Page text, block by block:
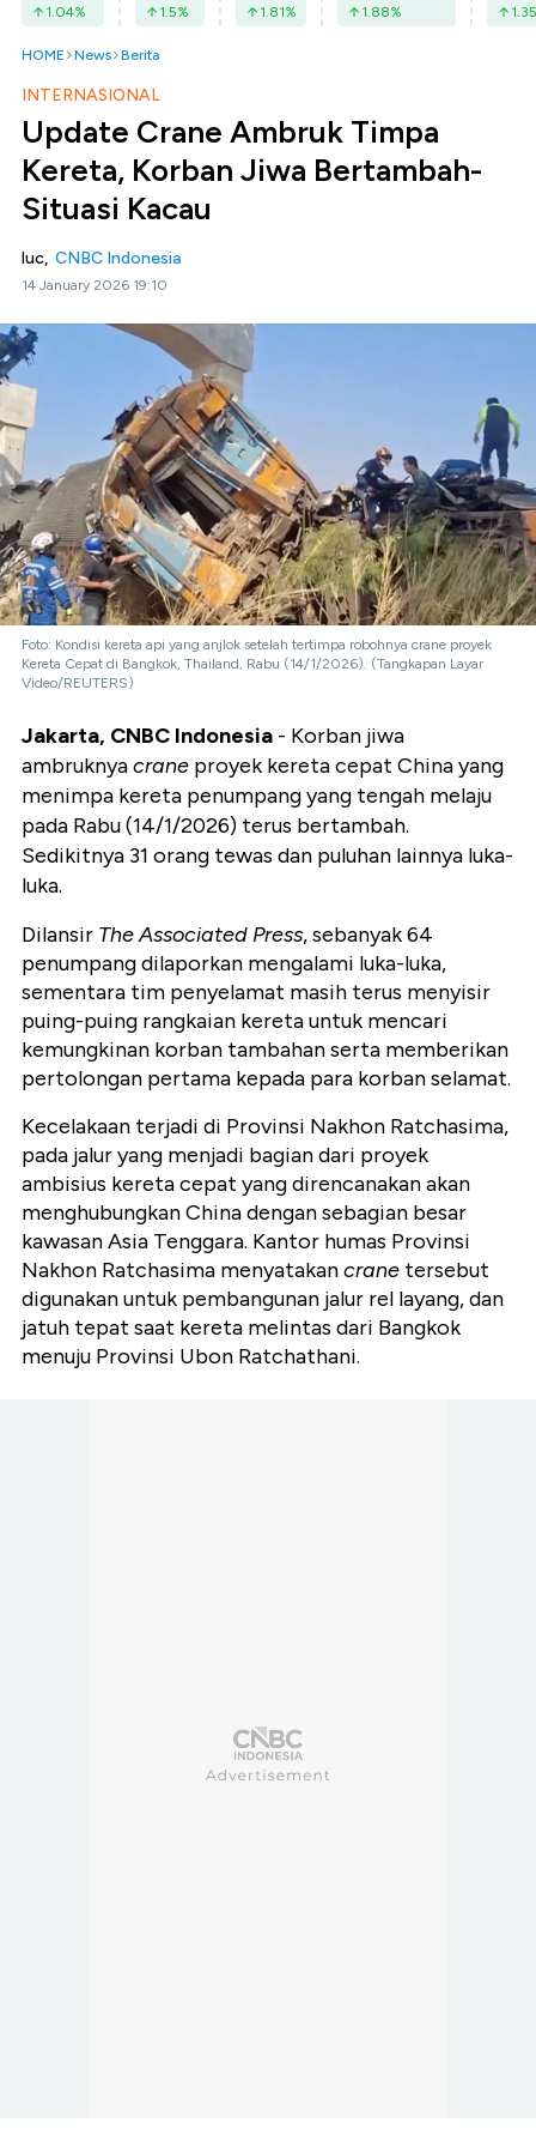
1.04% 1.5% 1.81% 1.88% 1.35
HOME News Berita
INTERNASIONAL
Update Crane Ambruk Timpa
Kereta, Korban Jiwa Bertambah-
Situasi Kacau
luc, CNBC Indonesia
14 January 2026 19:10
Foto: Kondisi kereta api yang anjlok setelah tertimpa robohnya crane proyek
Kereta Cepat di Bangkok, Thailand, Rabu (14/1/2026). (Tangkapan Layar
Video/REUTERS)
Jakarta, CNBC Indonesia - Korban jiwa
ambruknyacrane proyek kereta cepat China yang
menimpa kereta penumpang yang tengah melaju
pada Rabu (14/1/2026) terus bertambah.
Sedikitnya 31 orang tewas dan puluhan lainnya luka-
luka.
Dilansir The Associated Press, sebanyak 64
penumpang dilaporkan mengalami luka-luka,
sementara tim penyelamat masih terus menyisir
puing-puing rangkaian kereta untuk mencari
kemungkinan korban tambahan serta memberikan
pertolongan pertama kepada para korban selamat.
Kecelakaan terjadi di Provinsi Nakhon Ratchasima,
pada jalur yang menjadi bagian dari proyek
ambisius kereta cepat yang direncanakan akan
menghubungkan China dengan sebagian besar
kawasan Asia Tenggara. Kantor humas Provinsi
Nakhon Ratchasima menyatakancrane tersebut
digunakan untuk pembangunan jalur rel layang, dan
jatuh tepat saat kereta melintas dari Bangkok
menuju Provinsi Ubon Ratchathani.